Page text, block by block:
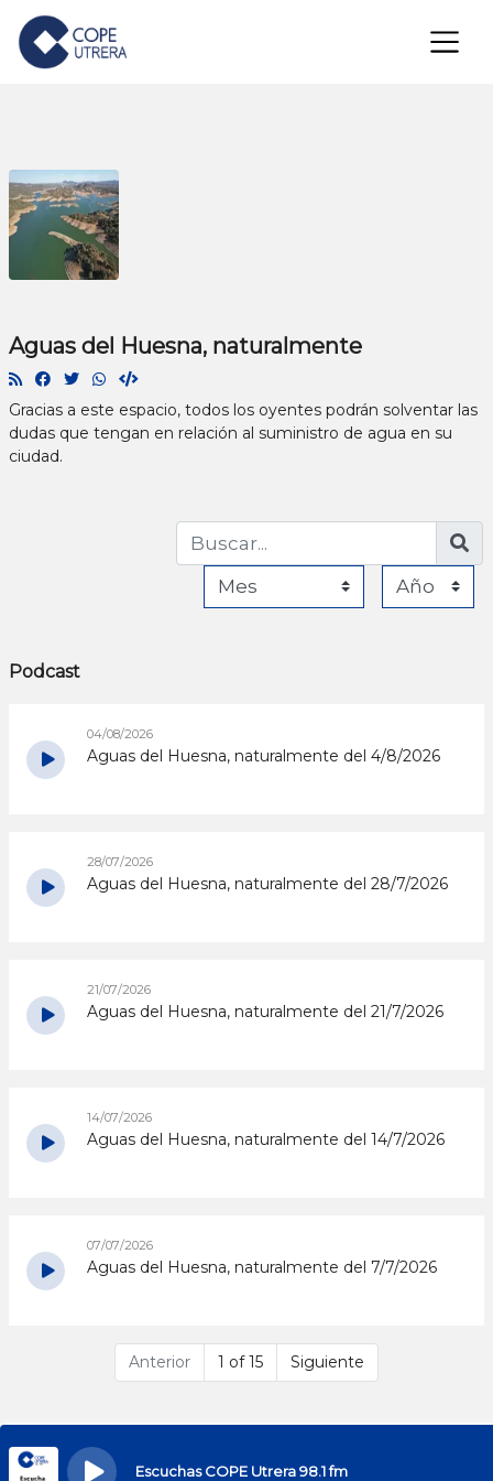
×
Aguas del Huesna, naturalmente
Gracias a este espacio, todos los oyentes podrán solventar las
dudas que tengan en relación al suministro de agua en su
ciudad.
Podcast
04/08/2026
Aguas del Huesna, naturalmente del 4/8/2026
28/07/2026
Aguas del Huesna, naturalmente del 28/7/2026
21/07/2026
Aguas del Huesna, naturalmente del 21/7/2026
14/07/2026
Aguas del Huesna, naturalmente del 14/7/2026
07/07/2026
Aguas del Huesna, naturalmente del 7/7/2026
Anterior 1 of 15 Siguiente
Escuchas COPE Utrera 98.1 fm